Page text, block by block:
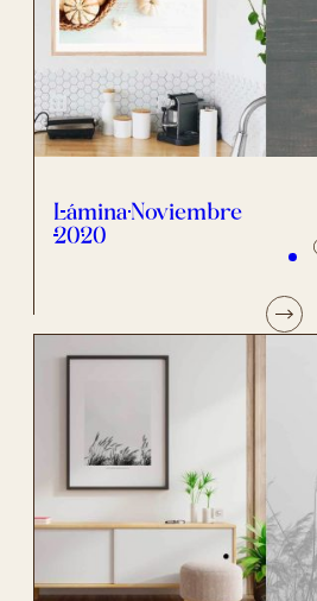
Lámina Noviembre
2020